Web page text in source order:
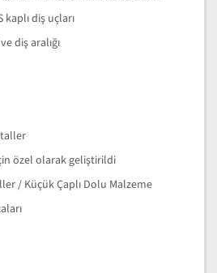
kaplı diş uçları
diş aralığı
özel olarak geliştirildi
/ Küçük Çaplı Dolu Malzeme